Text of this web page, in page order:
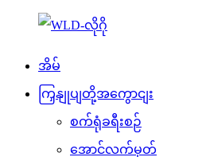
အိမ်
ကြှနျုပျတို့အကွောငျး
စက်ရုံခရီးစဉ်
အောင်လက်မှတ်